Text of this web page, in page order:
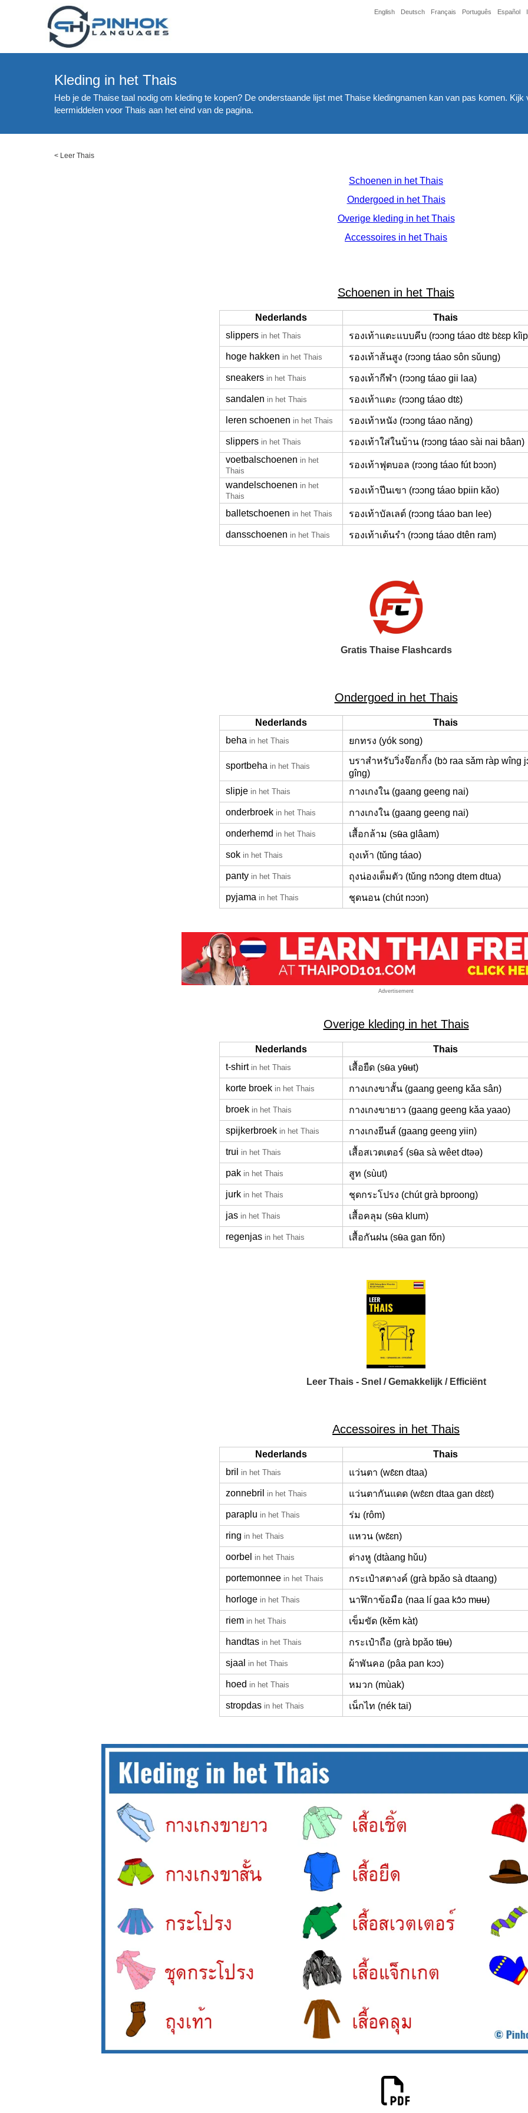
English Deutsch Français Português Español
Kleding in het Thais
Heb je de Thaise taal nodig om kleding te kopen? De onderstaande lijst met Thaise kledingnamen kan van pas komen.
leermiddelen voor Thais aan het eind van de pagina.
< Leer Thais
Schoenen in het Thais
Ondergoed in het Thais
Overige kleding in het Thais
Accessoires in het Thais
Schoenen in het Thais
Nederlands
Thais
slippers in het Thais รองเท้าแตะแบบคีบ (rɔɔng táao dtɛ̀ bɛ̀ɛp
hoge hakken in het Thais รองเท้าส้นสูง (rɔɔng táao sôn sǔung)
sneakers in het Thais รองเท้ากีฬา (rɔɔng táao gii laa)
sandalen in het Thais รองเท้าแตะ (rɔɔng táao dtɛ̀)
leren schoenen in het Thais รองเท้าหนัง (rɔɔng táao nǎng)
slippers in het Thais
รองเท้าใส่ในบ้าน (rɔɔng táao sài nai bâan)
voetbalschoenen in het
Thais
รองเท้าฟุตบอล (rɔɔng táao fút bɔɔn)
wandelschoenen in het
Thais
รองเท้าปีนเขา (rɔɔng táao bpiin kǎo)
balletschoenen in het Thais รองเท้าบัลเลต์ (rɔɔng táao ban lee)
dansschoenen in het Thais รองเท้าเต้นรำ (rɔɔng táao dtên ram)
Gratis Thaise Flashcards
Ondergoed in het Thais
Nederlands
Thais
beha in het Thais ยกทรง (yók song)
sportbeha in het Thais
บราสำหรับวิ่งจ๊อกกิ้ง (bɔ̀ raa sǎm ràp wîng
gîng)
slipje in het Thais กางเกงใน (gaang geeng nai)
onderbroek in het Thais กางเกงใน (gaang geeng nai)
onderhemd in het Thais เสื้อกล้าม (sʉ̂a glâam)
sok in het Thais ถุงเท้า (tǔng táao)
panty in het Thais ถุงน่องเต็มตัว (tǔng nɔ̂ɔng dtem dtua)
pyjama in het Thais ชุดนอน (chút nɔɔn)
Advertisement
Overige kleding in het Thais
Nederlands
Thais
t-shirt in het Thais เสื้อยืด (sʉ̂a yʉ̂ʉt)
korte broek in het Thais กางเกงขาสั้น (gaang geeng kǎa sân)
broek in het Thais กางเกงขายาว (gaang geeng kǎa yaao)
spijkerbroek in het Thais กางเกงยีนส์ (gaang geeng yiin)
trui in het Thais เสื้อสเวตเตอร์ (sʉ̂a sà wêet dtəə)
pak in het Thais สูท (sùut)
jurk in het Thais ชุดกระโปรง (chút grà bproong)
jas in het Thais เสื้อคลุม (sʉ̂a klum)
regenjas in het Thais เสื้อกันฝน (sʉ̂a gan fǒn)
Leer Thais - Snel / Gemakkelijk / Efficiënt
Accessoires in het Thais
Nederlands
Thais
bril
in het Thais แว่นตา (wɛ̂ɛn dtaa)
zonnebril in het Thais แว่นตากันแดด (wɛ̂ɛn dtaa gan dɛ̀ɛt)
paraplu in het Thais ร่ม (rôm)
ring in het Thais แหวน (wɛ̌ɛn)
oorbel in het Thais ต่างหู (dtàang hǔu)
portemonnee in het Thais กระเป๋าสตางค์ (grà bpǎo sà dtaang)
horloge in het Thais นาฬิกาข้อมือ (naa lí gaa kɔ̂ɔ mʉʉ)
riem in het Thais เข็มขัด (kěm kàt)
handtas in het Thais กระเป๋าถือ (grà bpǎo tʉ̌ʉ)
sjaal in het Thais ผ้าพันคอ (pâa pan kɔɔ)
hoed in het Thais หมวก (mùak)
stropdas in het Thais เน็กไท (nék tai)